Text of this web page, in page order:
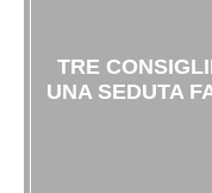
TRE
UNA SEDUTA